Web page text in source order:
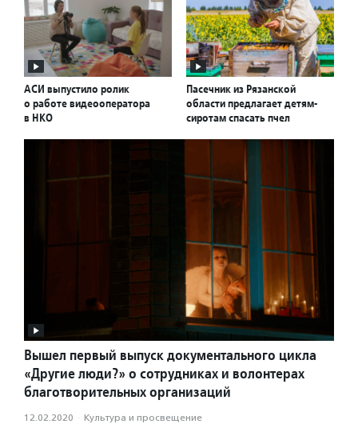
АСИ выпустило ролик
о работе видеооператора
в НКО
Пасечник из Рязанской
области предлагает детям-
сиротам спасать пчел
Вышел первый выпуск документального цикла
«Другие люди?» о сотрудниках и волонтерах
благотворительных организаций
12.02.2020 · Культура и просвещение